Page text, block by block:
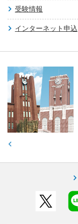
受験情報
インターネット申込